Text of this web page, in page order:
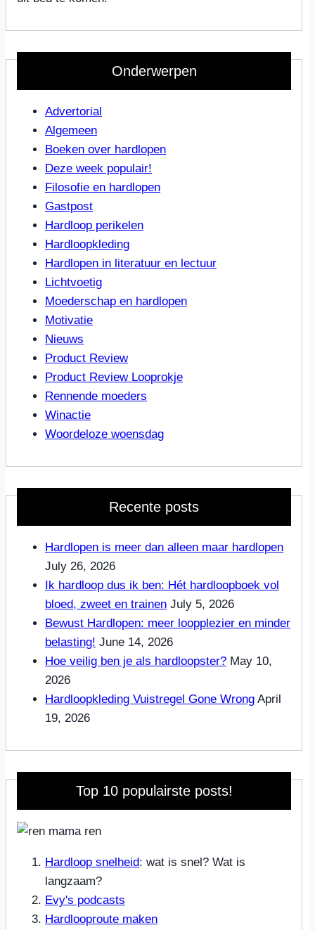
Onderwerpen
Advertorial
Algemeen
Boeken over hardlopen
Deze week populair!
Filosofie en hardlopen
Gastpost
Hardloop perikelen
Hardloopkleding
Hardlopen in literatuur en lectuur
Lichtvoetig
Moederschap en hardlopen
Motivatie
Nieuws
Product Review
Product Review Looprokje
Rennende moeders
Winactie
Woordeloze woensdag
Recente posts
Hardlopen is meer dan alleen maar hardlopen
July 26, 2026
Ik hardloop dus ik ben: Hét hardloopboek vol
bloed, zweet en trainen July 5, 2026
Bewust Hardlopen: meer loopplezier en minder
belasting! June 14, 2026
Hoe veilig ben je als hardloopster? May 10,
2026
Hardloopkleding Vuistregel Gone Wrong April
19, 2026
Top 10 populairste posts!
Hardloop snelheid: wat is snel? Wat is
langzaam?
Evy's podcasts
Hardlooproute maken